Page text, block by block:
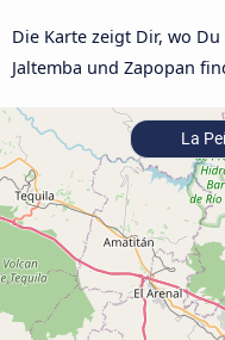
Die Karte zeigt Dir, wo
Jaltemba und Zapopan
La